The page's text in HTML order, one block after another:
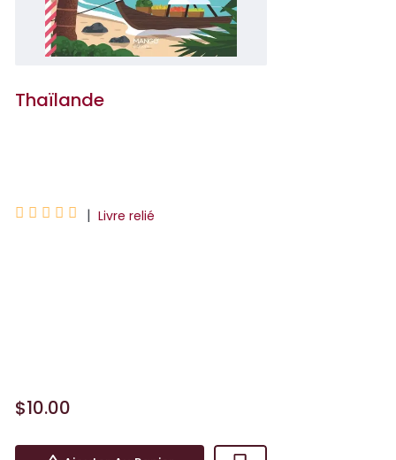
Thaïlande
     | Livre relié
$10.00